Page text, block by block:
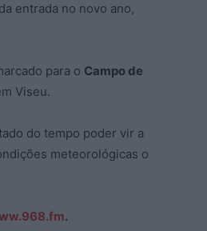
entrada no novo ano,
para o Campo de
Viseu.
do tempo poder vir a
meteorológicas o
.